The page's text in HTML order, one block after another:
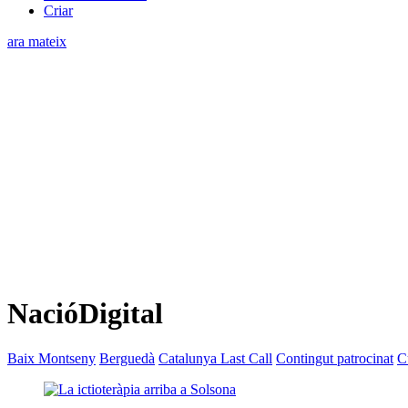
Criar
ara mateix
NacióDigital
Baix Montseny Berguedà Catalunya Last Call Contingut patrocinat